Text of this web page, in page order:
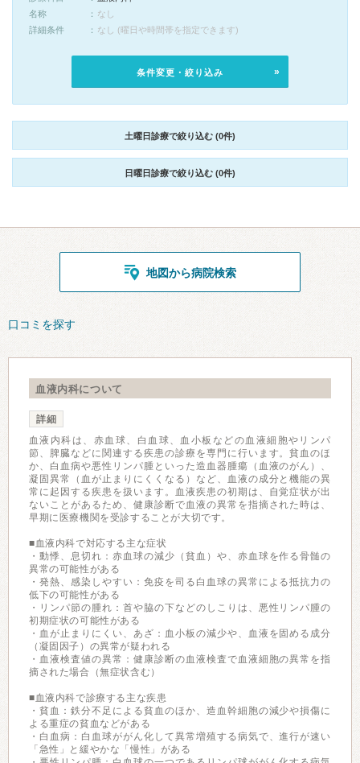
名称
なし
詳細条件
なし (曜日や時間帯を指定できます)
条件変更・絞り込み
土曜日診療で絞り込む (0件)
日曜日診療で絞り込む (0件)
地図から病院検索
口コミを探す
血液内科について
詳細
血液内科は、赤血球、白血球、血小板などの血液細胞やリンパ
節、脾臓などに関連する疾患の診療を専門に行います。貧血のほ
か、白血病や悪性リンパ腫といった造血器腫瘍（血液のがん）、
凝固異常（血が止まりにくくなる）など、血液の成分と機能の異
常に起因する疾患を扱います。血液疾患の初期は、自覚症状が出
ないことがあるため、健康診断で血液の異常を指摘された時は、
早期に医療機関を受診することが大切です。
■血液内科で対応する主な症状
・動悸、息切れ：赤血球の減少（貧血）や、赤血球を作る骨髄の
異常の可能性がある
・発熱、感染しやすい：免疫を司る白血球の異常による抵抗力の
低下の可能性がある
・リンパ節の腫れ：首や脇の下などのしこりは、悪性リンパ腫の
初期症状の可能性がある
・血が止まりにくい、あざ：血小板の減少や、血液を固める成分
（凝固因子）の異常が疑われる
・血液検査値の異常：健康診断の血液検査で血液細胞の異常を指
摘された場合（無症状含む）
■血液内科で診療する主な疾患
・貧血：鉄分不足による貧血のほか、造血幹細胞の減少や損傷に
よる重症の貧血などがある
・白血病：白血球ががん化して異常増殖する病気で、進行が速い
「急性」と緩やかな「慢性」がある